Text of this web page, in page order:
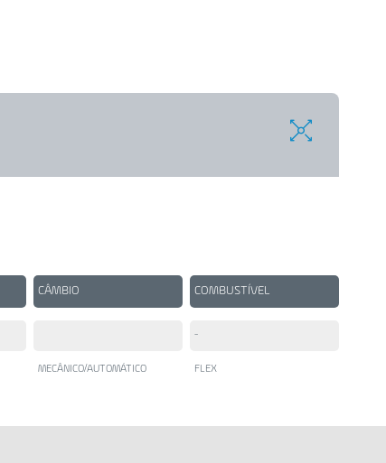
CÂMBIO COMBUSTÍVEL
-
MECÂNICO/AUTOMÁTICO FLEX